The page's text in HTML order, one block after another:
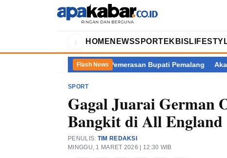
‹ HOME NEWSSPORT EKBIS
Flash News
Balik Kasus Dugaan Pemerasan Bupati Pemalang Akademisi
SPORT
Gagal Juarai German
Bangkit di All England
PENULIS: TIM REDAKSI
MINGGU, 1 MARET 2026 | 12:30 WIB